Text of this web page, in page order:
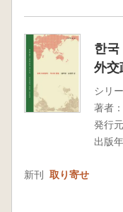
한
外交
シリ
著者：
発行元
出版年
新刊 取り寄せ